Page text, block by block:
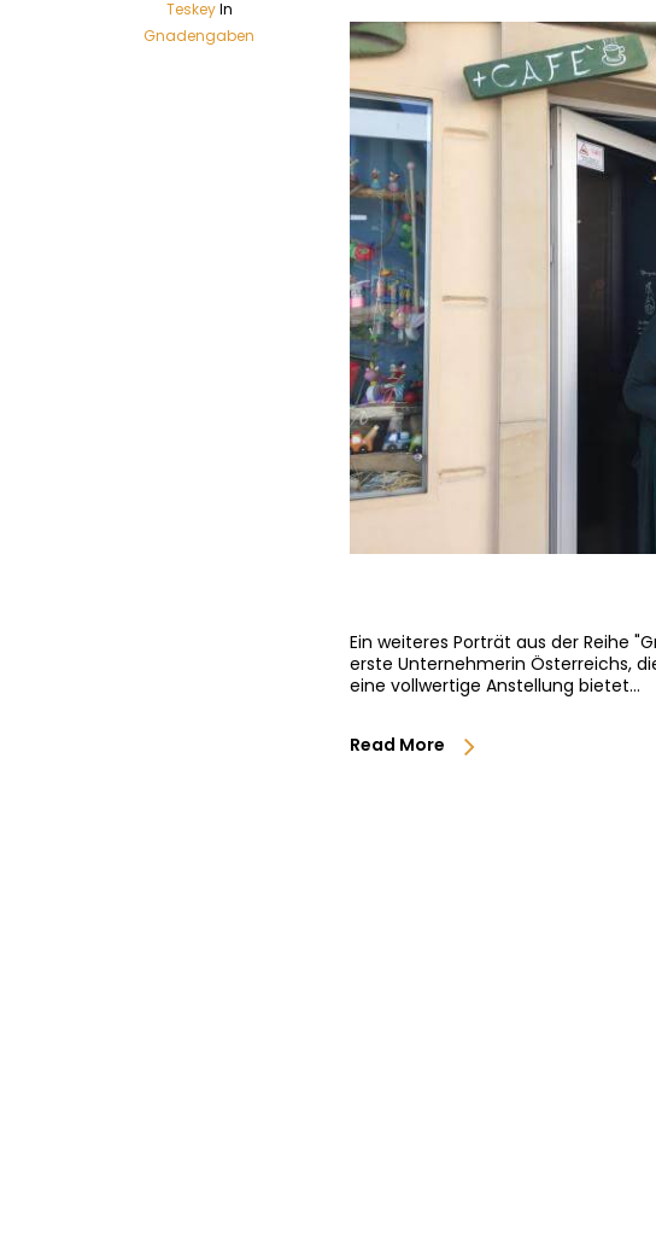
Teskey In
Gnadengaben
Ein weiteres Porträt aus der Reihe
erste Unternehmerin Österreichs,
eine vollwertige Anstellung bietet…
Read More